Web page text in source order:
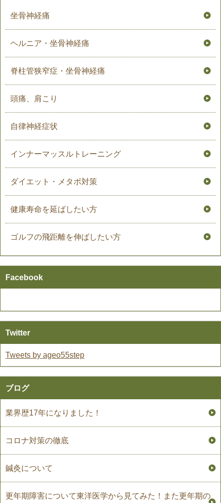
坐骨神経痛
ヘルニア・坐骨神経痛
脊柱管狭窄症・坐骨神経痛
頭痛、肩こり
自律神経症状
インナーマッスルトレーニング
ダイエット・メタボ対策
健康寿命を延ばしたい方
ゴルフの飛距離を伸ばしたい方
Facebook
Twitter
Tweets by ageo55step
ブログ
業界歴17年になりました！
コロナ対策の徹底
鍼灸について
更年期障害について東洋医学から見てみた！また更年期の